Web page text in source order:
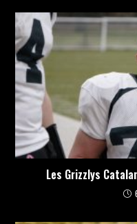
Les Grizzlys